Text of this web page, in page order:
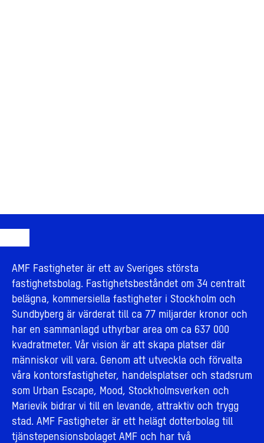
AMF Fastigheter är ett av Sveriges största
fastighetsbolag. Fastighetsbeståndet om 34 centralt
belägna, kommersiella fastigheter i Stockholm och
Sundbyberg är värderat till ca 77 miljarder kronor och
har en sammanlagd uthyrbar area om ca 637 000
kvadratmeter. Vår vision är att skapa platser där
människor vill vara. Genom att utveckla och förvalta
våra kontorsfastigheter, handelsplatser och stadsrum
som Urban Escape, Mood, Stockholmsverken och
Marievik bidrar vi till en levande, attraktiv och trygg
stad. AMF Fastigheter är ett helägt dotterbolag till
tjänstepensionsbolaget AMF och har två